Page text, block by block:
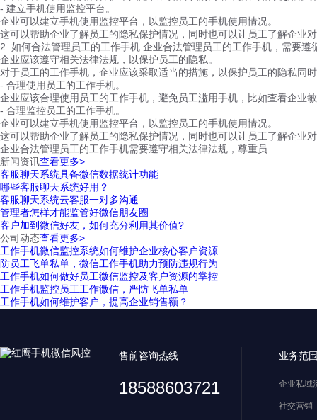
- 建立手机使用监控平台。
企业可以建立手机使用监控平台，以监控员工的手机使用情况。
这可以帮助企业了解员工的隐私保护情况，同时也可以让员工了解企业
2. 如何合法管理员工的工作手机 企业合法管理员工的工作手机，需要遵
企业应该遵守相关法律法规，以保护员工的隐私。
对于员工的工作手机，企业应该采取适当的措施，以保护员工的隐私同
- 合理使用员工的工作手机。
企业应该合理使用员工的工作手机，避免员工滥用手机，比如查看企业
- 合理监控员工的工作手机。
企业可以建立手机使用监控平台，以监控员工的手机使用情况。
这可以帮助企业了解员工的隐私保护情况，同时也可以让员工了解企业
企业合法管理员工的工作手机需要遵守相关法律法规，尊重员
新闻资讯查看更多>
客服聊天系统具备微信数据统计功能
哪些客服聊天系统好用？
客服聊天系统云客服一对多沟通
管理者怎样才能监管好微信朋友圈
客户加到微信好友，如何充分利用其价值?
公司动态查看更多>
工作手机微信监控系统如何维护企业核心客户资源
防员工飞单私单，微信工作手机助力预防违规行为
工作手机如何做好员工微信监控及客户资源的掌控
工作手机监控员工工作微信，严防飞单私单
工作手机如何维护客户，提高企业销售额？
售前咨询热线
18588603721
业务范
企业私域
社交营销